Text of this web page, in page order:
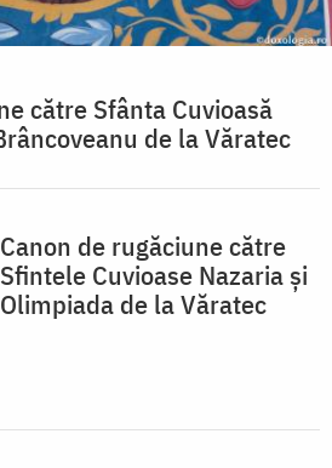
către Sfânta Cuvioasă
de la Văratec
Canon de rugăciune către
Sfintele Cuvioase Nazaria și
Olimpiada de la Văratec